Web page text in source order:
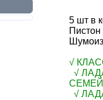
5 шт в
√
√
√